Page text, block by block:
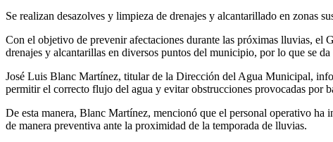
Se realizan desazolves y limpieza de drenajes y alcantarillado en zonas
Con el objetivo de prevenir afectaciones durante las próximas lluvias,
drenajes y alcantarillas en diversos puntos del municipio, por lo que se
José Luis Blanc Martínez, titular de la Dirección del Agua Municipal,
permitir el correcto flujo del agua y evitar obstrucciones provocadas por
De esta manera, Blanc Martínez, mencionó que el personal operativo ha
de manera preventiva ante la proximidad de la temporada de lluvias.